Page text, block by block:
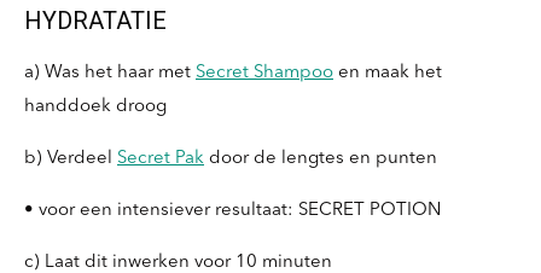
HYDRATATIE
a) Was het haar met Secret Shampoo en maak het
handdoek droog
b) Verdeel Secret Pak door de lengtes en punten
• voor een intensiever resultaat: SECRET POTION
c) Laat dit inwerken voor 10 minuten